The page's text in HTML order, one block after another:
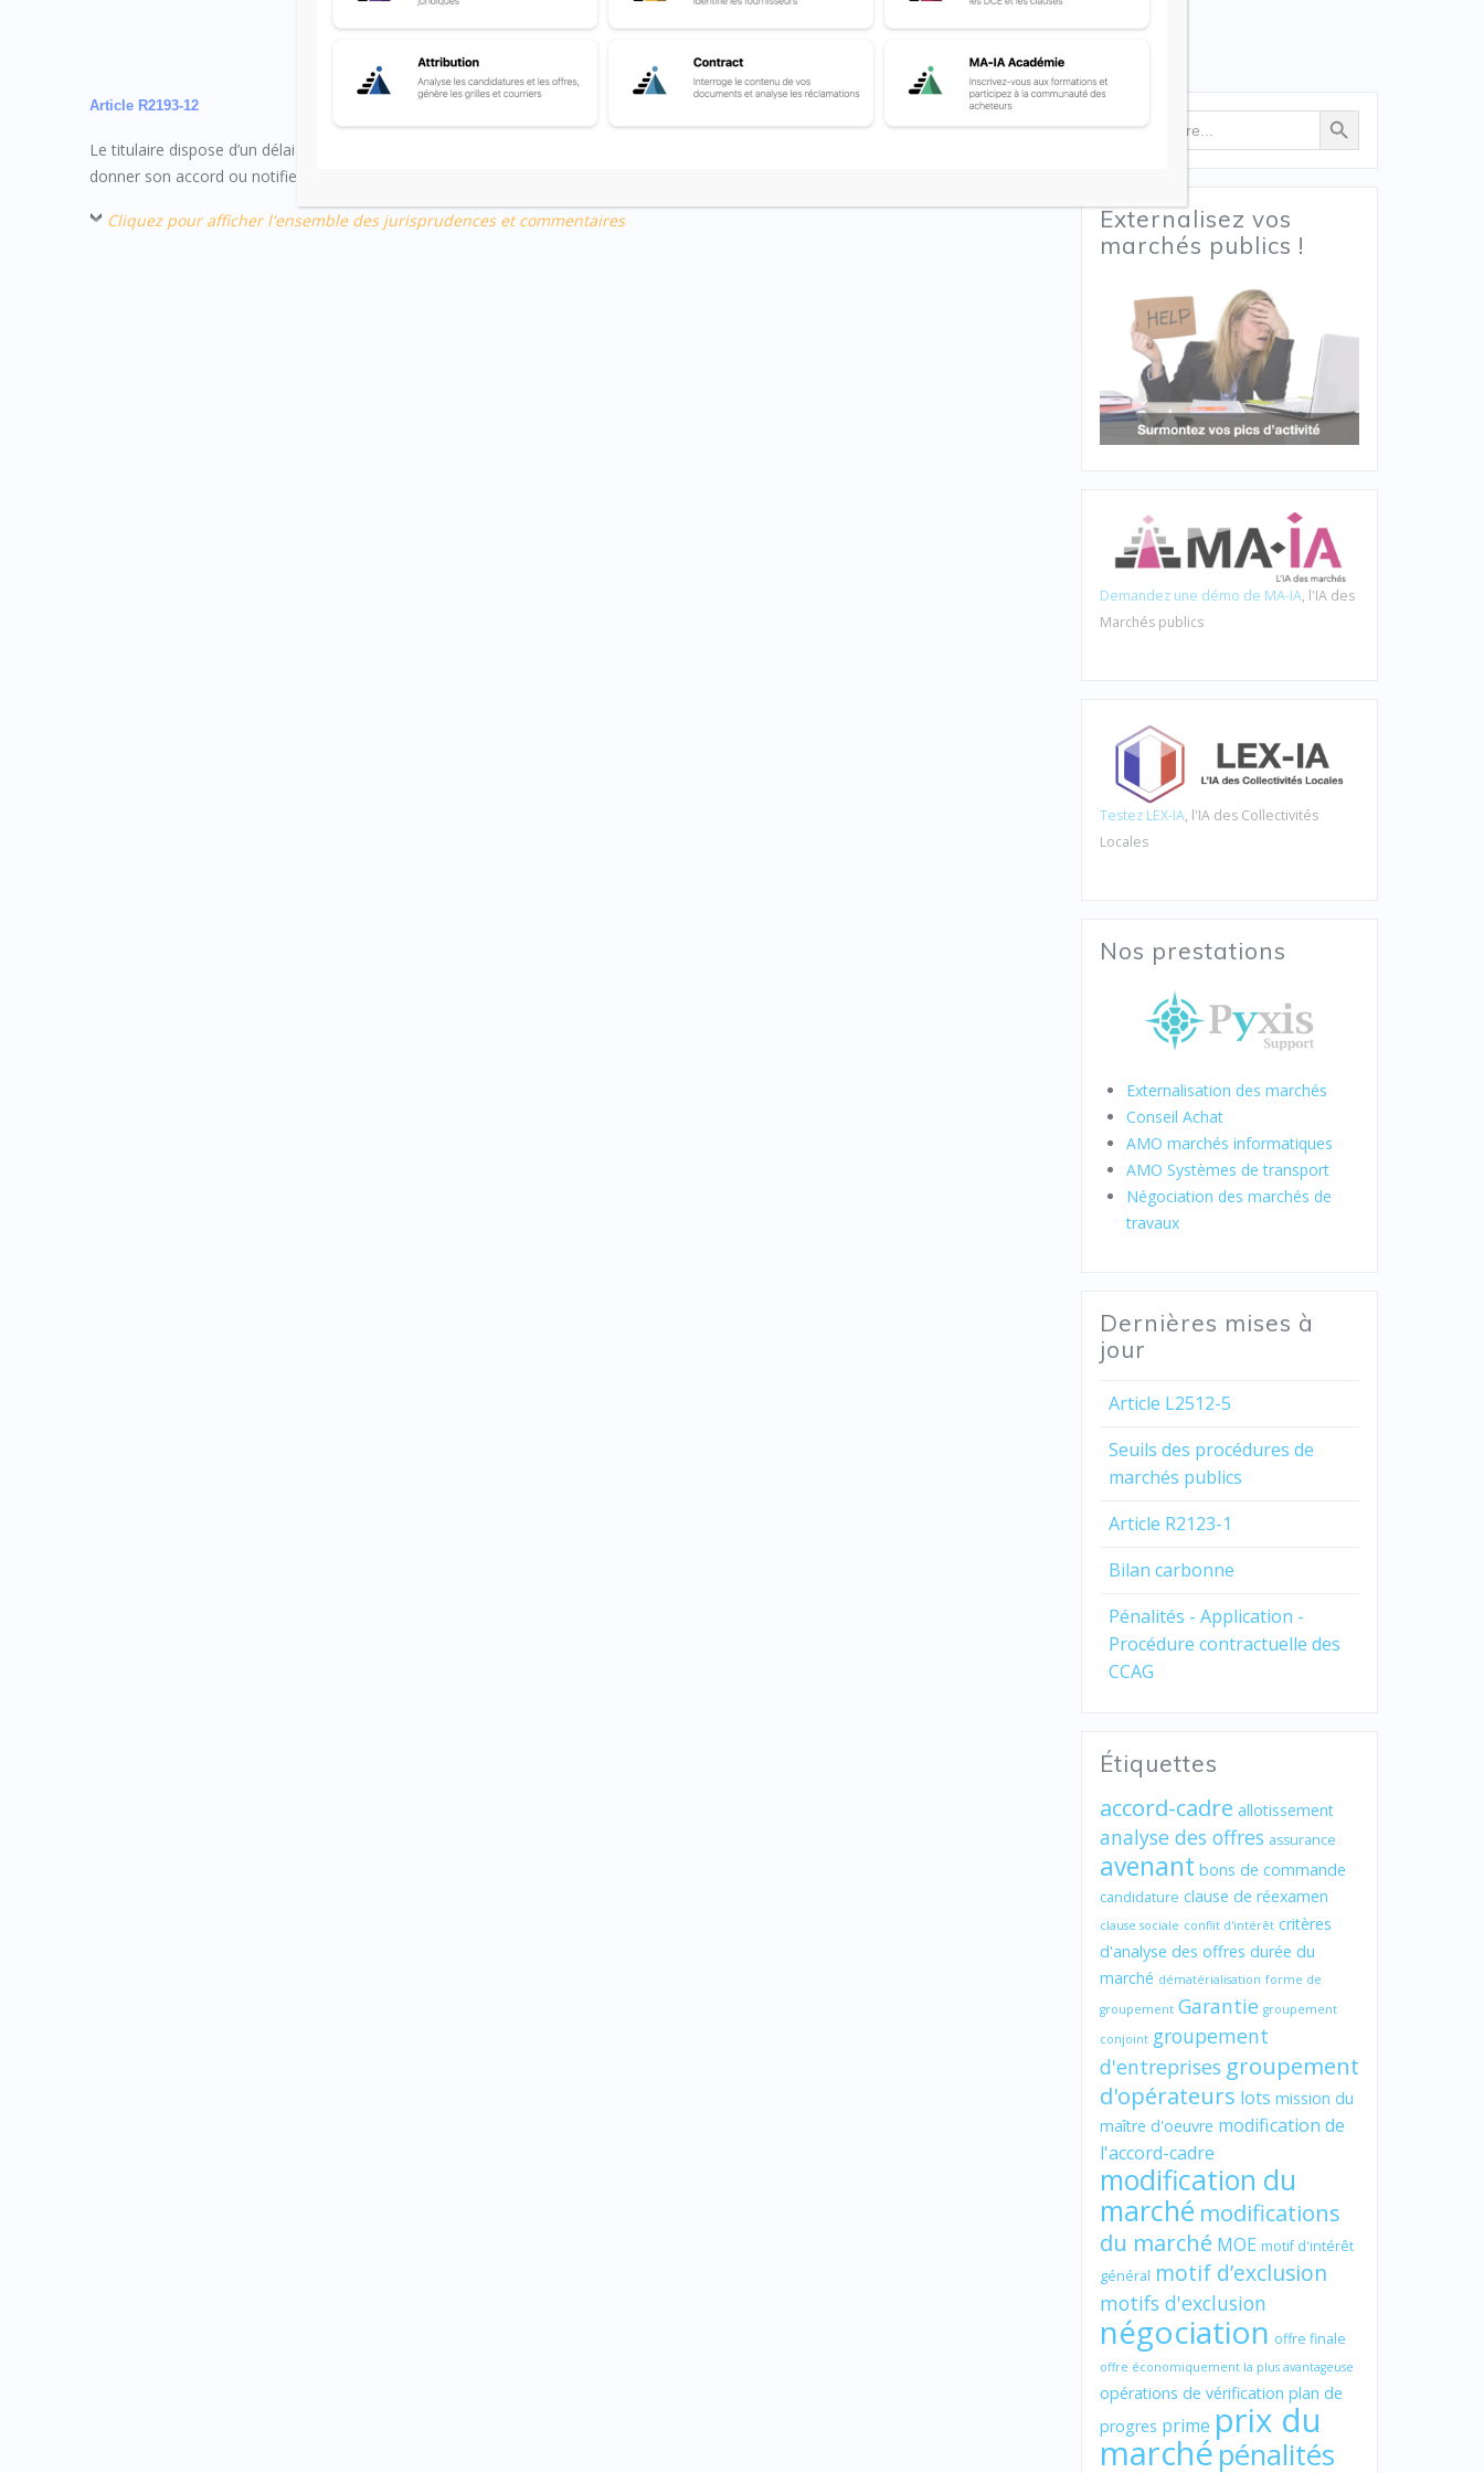
Article R2193-12
Le titulaire dispose d’un délai de quinze jours à compter de la date de réception ou du récépissé mentionnés à l’article R. 2193-11 pour
donner son accord ou notifier un refus, d’une part, au sous-traitant et, d’autre part, à l’acheteur.
Cliquez pour afficher l'ensemble des jurisprudences et commentaires
for:
Search Button
Externalisez vos
marchés publics !
Demandez une démo de MA-IA, l'IA des
Marchés publics
Testez LEX-IA, l'IA des Collectivités
Locales
Nos prestations
Externalisation des marchés
Conseil Achat
AMO marchés informatiques
AMO Systèmes de transport
Négociation des marchés de
travaux
Dernières mises à
jour
Article L2512-5
Seuils des procédures de
marchés publics
Article R2123-1
Bilan carbonne
Pénalités - Application -
Procédure contractuelle des
CCAG
Étiquettes
accord-cadre allotissement
analyse des offres assurance
avenant bons de commande
candidature clause de réexamen
clause sociale conflit d'intérêt critères
d'analyse des offres durée du
marché dématérialisation forme de
groupement Garantie groupement
conjoint groupement
d'entreprises groupement
d'opérateurs lots mission du
maître d'oeuvre modification de
l'accord-cadre
modification du
marché modifications
du marché MOE motif d'intérêt
général motif d’exclusion
motifs d'exclusion
négociation offre finale
offre économiquement la plus avantageuse
opérations de vérification plan de
progres prime prix du
marché pénalités